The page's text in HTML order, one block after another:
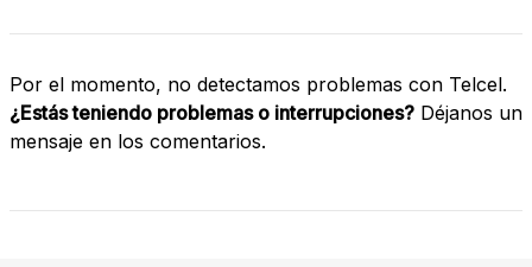
Por el momento, no detectamos problemas con Telcel.
¿Estás teniendo problemas o interrupciones? Déjanos un
mensaje en los comentarios.